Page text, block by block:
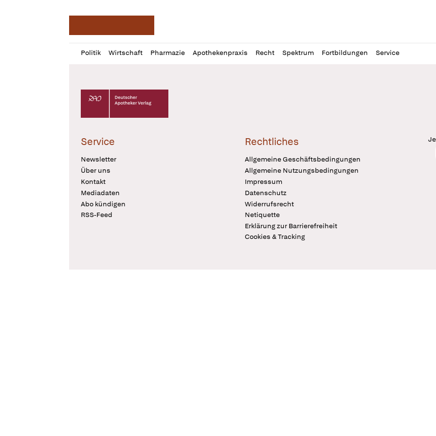
Politik Wirtschaft Pharmazie Apothekenpraxis Recht Spektrum Fortbildungen Service
Profil
öffnen
Daz
Pur
Deutscher Apotheker Verlag Logo
Service
Newsletter
Über uns
Kontakt
Mediadaten
Abo kündigen
RSS-Feed
Rechtliches
Allgemeine Geschäftsbedingungen
Allgemeine Nutzungsbedingungen
Impressum
Datenschutz
Widerrufsrecht
Netiquette
Erklärung zur Barrierefreiheit
Cookies & Tracking